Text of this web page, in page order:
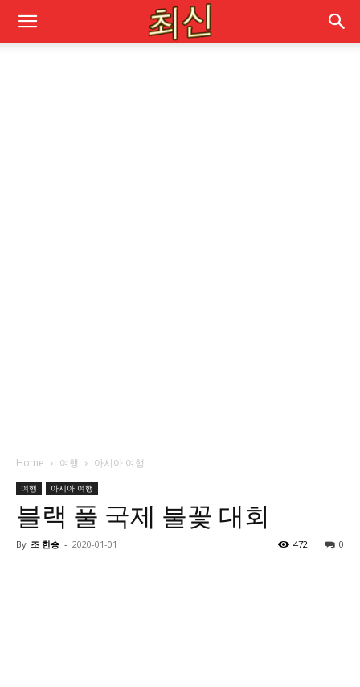
Home 여행 아시아 여행
여행 아시아 여행
블랙 풀 국제 불꽃 대회
By 조 한승 - 2020-01-01 0
472